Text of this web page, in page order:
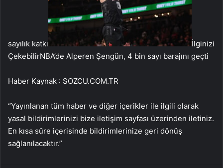
sayılık katkı
İlginizi
ÇekebilirNBA’de Alperen Şengün, 4 bin sayı barajını geçti
Haber Kaynak : SOZCU.COM.TR
“Yayınlanan tüm haber ve diğer içerikler ile ilgili olarak
yasal bildirimlerinizi bize iletişim sayfası üzerinden iletiniz.
En kısa süre içerisinde bildirimlerinize geri dönüş
sağlanılacaktır.”